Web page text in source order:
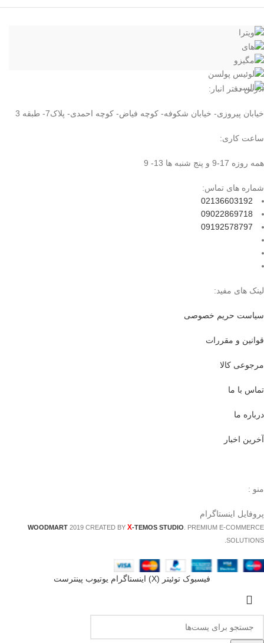
آدرس دفتر انبار:
خیابان پیروزی- خیابان شکوفه- کوچه فیاض- کوچه احمدی- پلاک7- طبقه 3
ساعت کاری:
همه روزه 17-9 و پنج شنبه ها 13- 9
شماره های تماس:
02136603192
09022869718
09192578797
لینک های مفید:
سیاست حریم خصوصی
قوانین و مقررات
مرجوعی کالا
تماس با ما
درباره ما
آخرین اخبار
منو :
پروفایل اینستاگرام
WOODMART 2019 CREATED BY X-TEMOS STUDIO. PREMIUM E-COMMERCE
SOLUTIONS.
فيسبوک توئیتر (X) اینستاگرام یوتیوب پینترست